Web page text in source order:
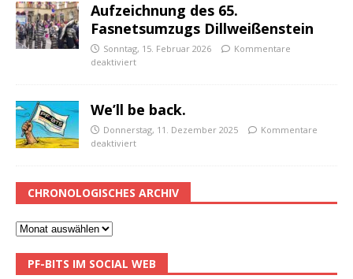
Aufzeichnung des 65.
Fasnetsumzugs Dillweißenstein
Sonntag, 15. Februar 2026
Kommentare
deaktiviert
We’ll be back.
Donnerstag, 11. Dezember 2025
Kommentare
deaktiviert
CHRONOLOGISCHES ARCHIV
PF-BITS IM SOCIAL WEB